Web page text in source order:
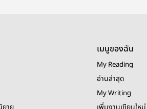
เมนูของฉัน
My Reading
อ่านล่าสุด
My Writing